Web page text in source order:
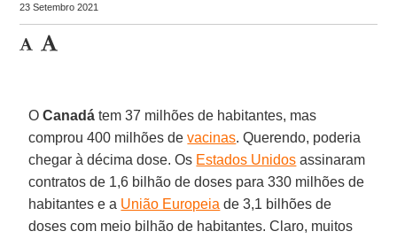
23 Setembro 2021
OCanadá tem 37 milhões de habitantes, mas
comprou 400 milhões devacinas. Querendo, poderia
chegar à décima dose. Os Estados Unidos assinaram
contratos de 1,6 bilhão de doses para 330 milhões de
habitantes e a União Europeia de 3,1 bilhões de
doses com meio bilhão de habitantes. Claro, muitos